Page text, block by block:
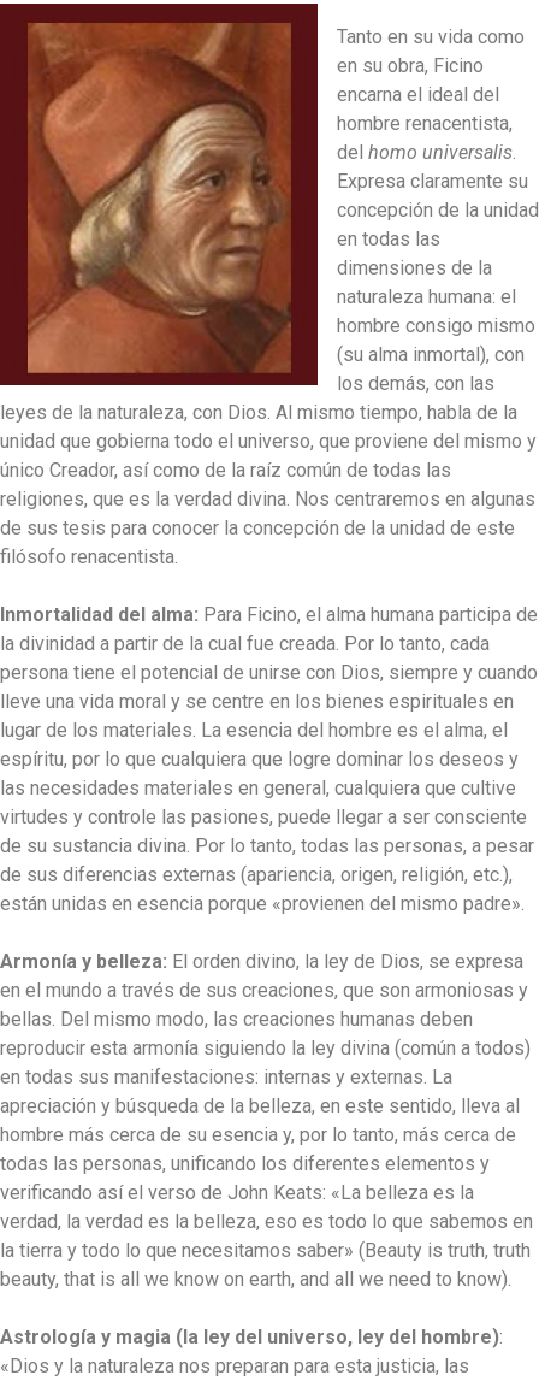
Tanto en su vida como
en su obra, Ficino
encarna el ideal del
hombre renacentista,
del homo universalis
Expresa claramente su
concepción de la unidad
en todas las
dimensiones de la
naturaleza humana: el
hombre consigo mismo
(su alma inmortal), con
los demás, con las
leyes de la naturaleza, con Dios. Al mismo tiempo, habla de la
unidad que gobierna todo el universo, que proviene del mismo y
único Creador, así como de la raíz común de todas las
religiones, que es la verdad divina. Nos centraremos en algunas
de sus tesis para conocer la concepción de la unidad de este
filósofo renacentista.
Inmortalidad del alma: Para Ficino, el alma humana participa de
la divinidad a partir de la cual fue creada. Por lo tanto, cada
persona tiene el potencial de unirse con Dios, siempre y cuando
lleve una vida moral y se centre en los bienes espirituales en
lugar de los materiales. La esencia del hombre es el alma, el
espíritu, por lo que cualquiera que logre dominar los deseos y
las necesidades materiales en general, cualquiera que cultive
virtudes y controle las pasiones, puede llegar a ser consciente
de su sustancia divina. Por lo tanto, todas las personas, a pesar
de sus diferencias externas (apariencia, origen, religión, etc.),
están unidas en esencia porque «provienen del mismo padre».
Armonía y belleza: El orden divino, la ley de Dios, se expresa
en el mundo a través de sus creaciones, que son armoniosas y
bellas. Del mismo modo, las creaciones humanas deben
reproducir esta armonía siguiendo la ley divina (común a todos)
en todas sus manifestaciones: internas y externas. La
apreciación y búsqueda de la belleza, en este sentido, lleva al
hombre más cerca de su esencia y, por lo tanto, más cerca de
todas las personas, unificando los diferentes elementos y
verificando así el verso de John Keats: «La belleza es la
verdad, la verdad es la belleza, eso es todo lo que sabemos en
la tierra y todo lo que necesitamos saber» (Beauty is truth, truth
beauty, that is all we know on earth, and all we need to know).
Astrología y magia (la ley del universo, ley del hombre):
«Dios y la naturaleza nos preparan para esta justicia, las